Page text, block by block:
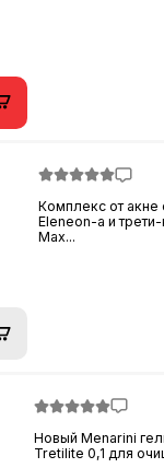
Комплекс от
Eleneon-a и
Max...
Новый Menarini
Tretilite 0,1 для